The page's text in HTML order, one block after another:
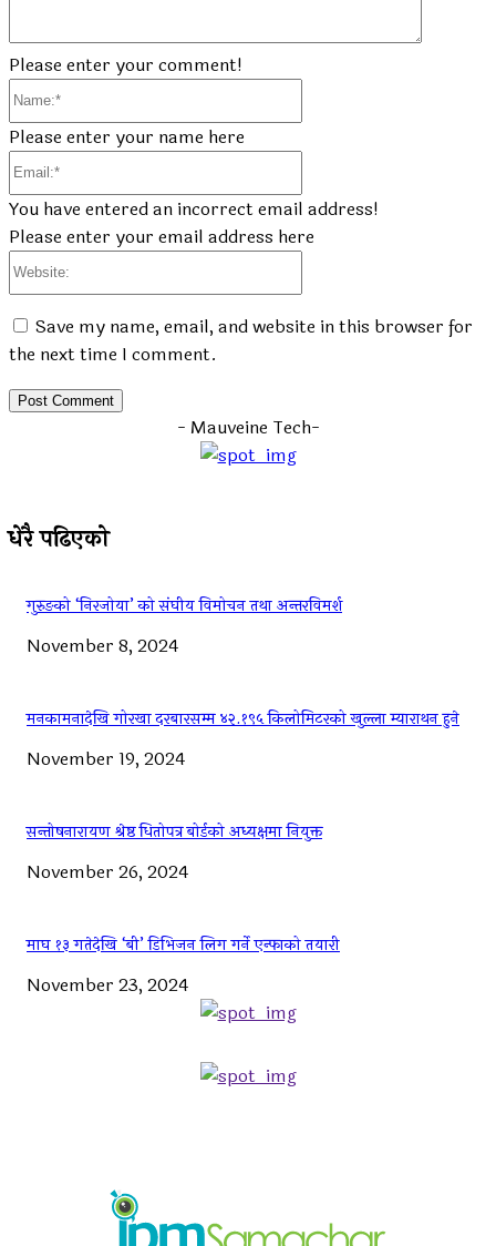
Please enter your comment!
Please enter your name here
You have entered an incorrect email address!
Please enter your email address here
Save my name, email, and website in this browser for
the next time I comment.
- Mauveine Tech-
धेरै पढिएको
गुरुङको ‘निरजोया’ को संघीय विमोचन तथा अन्तरविमर्श
November 8, 2024
मनकामनादेखि गोरखा दरबारसम्म ४२.१९५ किलोमिटरको खुल्ला म्याराथन हुने
November 19, 2024
सन्तोषनारायण श्रेष्ठ धितोपत्र बोर्डको अध्यक्षमा नियुक्त
November 26, 2024
माघ १३ गतेदेखि ‘बी’ डिभिजन लिग गर्ने एन्फाको तयारी
November 23, 2024